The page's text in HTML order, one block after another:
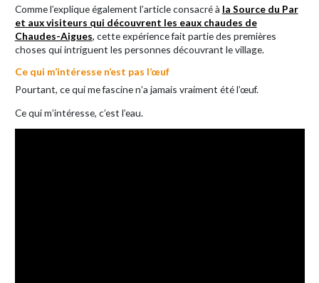
Comme l’explique également l’article consacré à la Source du Par
et aux visiteurs qui découvrent les eaux chaudes de
Chaudes-Aigues, cette expérience fait partie des premières
choses qui intriguent les personnes découvrant le village.
Ce qui m’intéresse n’est pas l’œuf
Pourtant, ce qui me fascine n’a jamais vraiment été l’œuf.
Ce qui m’intéresse, c’est l’eau.